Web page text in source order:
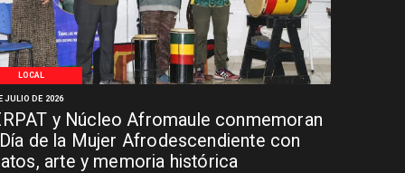
LOCAL
y Núcleo Afromaule conmemoran
de la Mujer Afrodescendiente con
arte y memoria histórica
JULIO DE 2026